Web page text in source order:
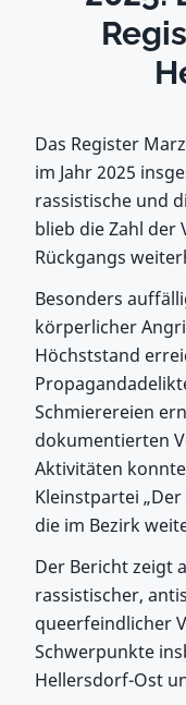
Das Register
im Jahr 2025
rassistische und
blieb die Zahl der
Rückgangs
Besonders
körperlicher
Höchststand
Schmierereien
dokumentierten
Aktivitäten
Kleinstpartei
die im Bezirk
Der Bericht zeigt
rassistischer,
queerfeindlicher
Schwerpunkte
Hellersdorf-Ost